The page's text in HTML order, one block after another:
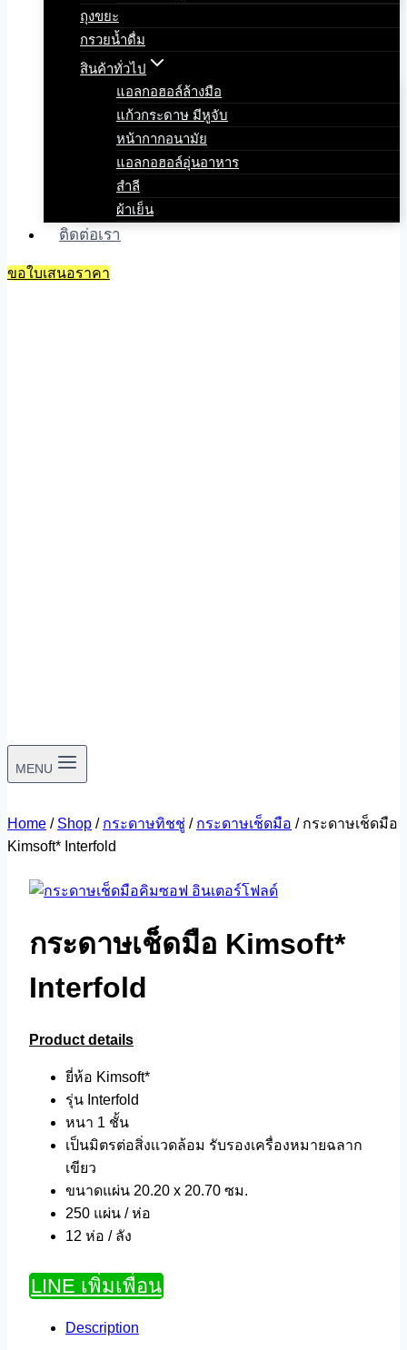
ถุงขยะ
กรวยน้ำดื่ม
สินค้าทั่วไป
แอลกอฮอล์ล้างมือ
แก้วกระดาษ มีหูจับ
หน้ากากอนามัย
แอลกอฮอล์อุ่นอาหาร
สำลี
ผ้าเย็น
ติดต่อเรา
ขอใบเสนอราคา
MENU
Home / Shop / กระดาษทิชชู่ / กระดาษเช็ดมือ / กระดาษเช็ดมือ
Kimsoft* Interfold
กระดาษเช็ดมือ Kimsoft*
Interfold
Product details
ยี่ห้อ Kimsoft*
รุ่น Interfold
หนา 1 ชั้น
เป็นมิตรต่อสิ่งเเวดล้อม รับรองเครื่องหมายฉลาก
เขียว
ขนาดแผ่น 20.20 x 20.70 ซม.
250 แผ่น / ห่อ
12 ห่อ / ลัง
LINE เพิ่มเพื่อน
Description